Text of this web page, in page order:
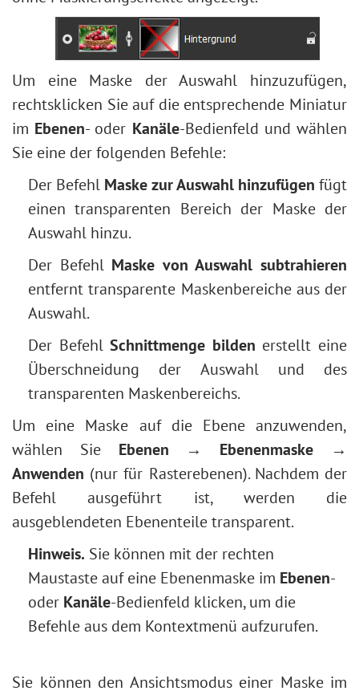
Um eine Maske der Auswahl hinzuzufügen,
rechtsklicken Sie auf die entsprechende Miniatur
im Ebenen- oder Kanäle-Bedienfeld und wählen
Sie eine der folgenden Befehle:
Der Befehl Maske zur Auswahl hinzufügen fügt
einen transparenten Bereich der Maske der
Auswahl hinzu.
Der Befehl Maske von Auswahl subtrahieren
entfernt transparente Maskenbereiche aus der
Auswahl.
Der BefehlSchnittmenge bilden erstellt eine
Überschneidung der Auswahl und des
transparenten Maskenbereichs.
Um eine Maske auf die Ebene anzuwenden,
wählen Sie Ebenen → Ebenenmaske →
Anwenden (nur für Rasterebenen). Nachdem der
Befehl ausgeführt ist, werden die
ausgeblendeten Ebenenteile transparent.
Hinweis. Sie können mit der rechten
Maustaste auf eine Ebenenmaske im Ebenen-
oder Kanäle-Bedienfeld klicken, um die
Befehle aus dem Kontextmenü aufzurufen.
Sie können den Ansichtsmodus einer Maske im